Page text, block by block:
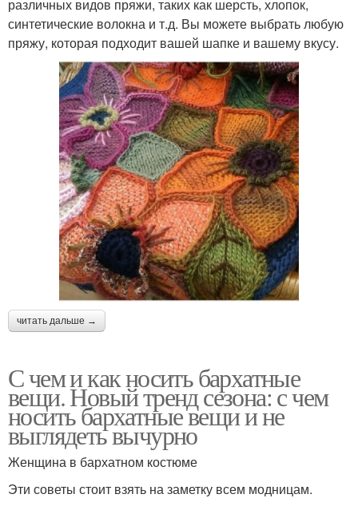
различных видов пряжи, таких как шерсть, хлопок,
синтетические волокна и т.д. Вы можете выбрать любую
пряжу, которая подходит вашей шапке и вашему вкусу.
читать дальше →
С чем и как носить бархатные
вещи. Новый тренд сезона: с чем
носить бархатные вещи и не
выглядеть вычурно
Женщина в бархатном костюме
Эти советы стоит взять на заметку всем модницам.